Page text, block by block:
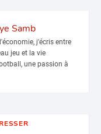
Samb
j'écris entre
jeu et la vie
une passion à